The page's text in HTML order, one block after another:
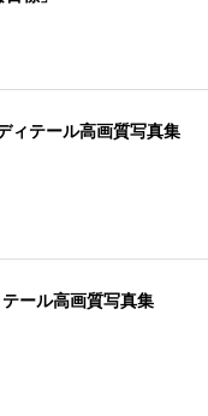
ィテール高画質写真集
ール高画質写真集